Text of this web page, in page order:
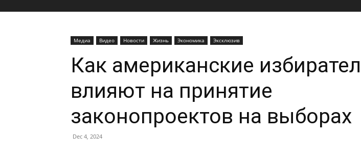
Медиа Видео Новости Жизнь Экономика Эксклюзив
Как американские
влияют на принятие
законопроектов на выборах
Dec 4, 2024